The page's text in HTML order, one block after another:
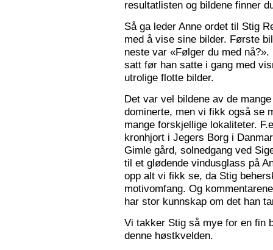
resultatlisten og bildene finner
Så ga leder Anne ordet til Stig
med å vise sine bilder. Første
neste var «Følger du med
satt før han satte i gang med
utrolige flotte bilder.
Det var vel bildene av de
dominerte, men vi fikk også se
mange forskjellige lokaliteter.
kronhjort i Jegers Borg i
Gimle gård, solnedgang ved
til et glødende vindusglass på
opp alt vi fikk se, da Stig
motivomfang. Og
har stor kunnskap om det han
Vi takker Stig så mye for en fin
denne høstkvelden.